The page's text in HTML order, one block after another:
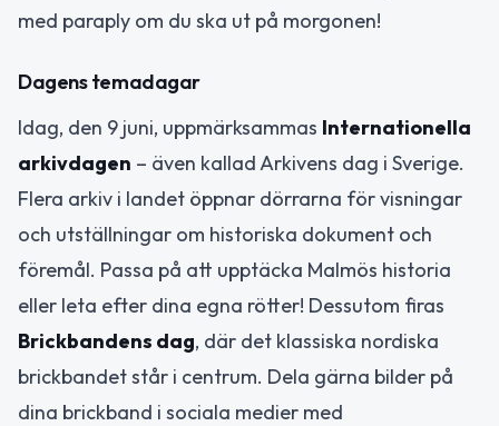
med paraply om du ska ut på morgonen!
Dagens temadagar
Idag, den 9 juni, uppmärksammas Internationella
arkivdagen – även kallad Arkivens dag i Sverige.
Flera arkiv i landet öppnar dörrarna för visningar
och utställningar om historiska dokument och
föremål. Passa på att upptäcka Malmös historia
eller leta efter dina egna rötter! Dessutom firas
Brickbandens dag, där det klassiska nordiska
brickbandet står i centrum. Dela gärna bilder på
dina brickband i sociala medier med